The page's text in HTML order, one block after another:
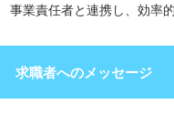
事業責任者と連携し、効率
求職者へのメッセージ